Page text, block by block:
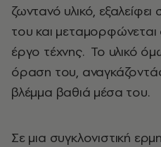
ζωντανό υλικό,
του και
έργο τέχνης. Το υλικό
όραση του,
βλέμμα βαθιά μέσα του.
Σε μια συγκλονιστική